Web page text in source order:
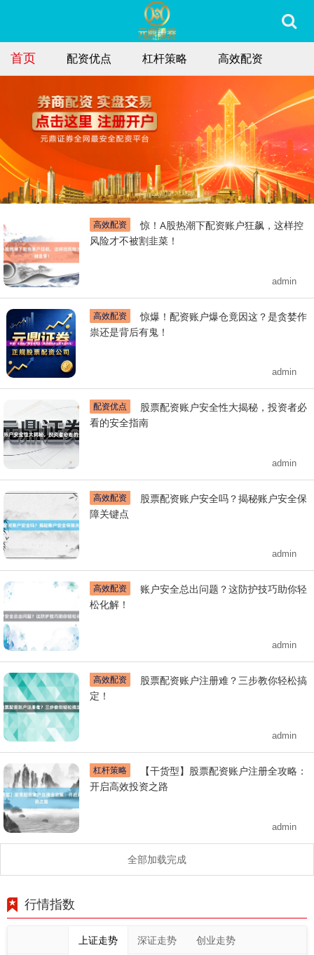
首页 配资优点 杠杆策略 高效配资
高效配资
惊！A股热潮下配资账户狂飙，这样控
风险才不被割韭菜！
admin
高效配资
惊爆！配资账户爆仓竟因这？是贪婪作
祟还是背后有鬼！
admin
配资优点
看的安全指南
admin
高效配资
障关键点
admin
高效配资
松化解！
admin
高效配资
定！
admin
杠杆策略
开启高效投资之路
admin
全部加载完成
行情指数
上证走势 深证走势 创业走势